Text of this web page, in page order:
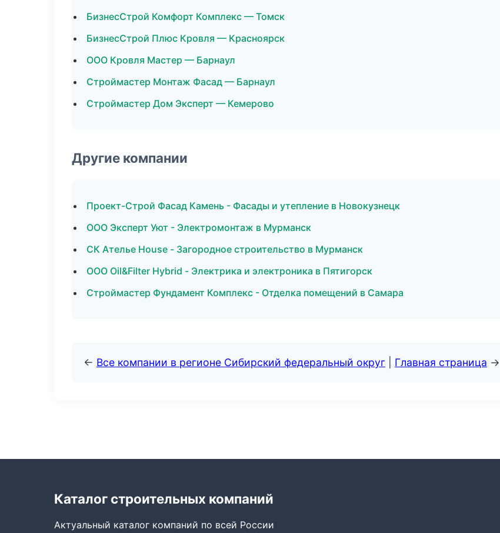
БизнесСтрой Комфорт Комплекс — Томск
БизнесСтрой Плюс Кровля — Красноярск
ООО Кровля Мастер — Барнаул
Строймастер Монтаж Фасад — Барнаул
Строймастер Дом Эксперт — Кемерово
Другие компании
Проект-Строй Фасад Камень - Фасады и утепление в Новокузнецк
ООО Эксперт Уют - Электромонтаж в Мурманск
СК Ателье House - Загородное строительство в Мурманск
ООО Oil&Filter Hybrid - Электрика и электроника в Пятигорск
Строймастер Фундамент Комплекс - Отделка помещений в Самара
← Все компании в регионе Сибирский федеральный округ Главная страница →
Каталог строительных компаний
Актуальный каталог компаний по всей России